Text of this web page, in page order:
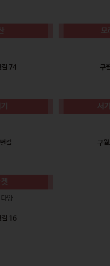
길 74
모
구
길
서
구
양
길 16